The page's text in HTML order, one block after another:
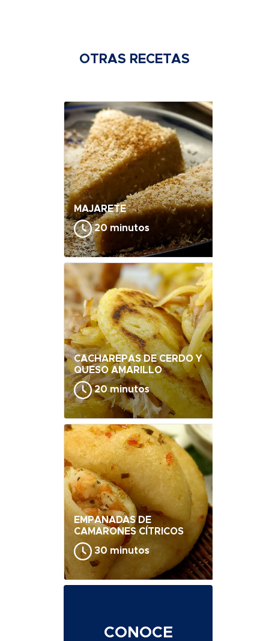
OTRAS RECETAS
MAJARETE
20 minutos
CACHAREPAS DE CERDO Y
QUESO AMARILLO
20 minutos
EMPANADAS DE
CAMARONES CÍTRICOS
30 minutos
CONOCE